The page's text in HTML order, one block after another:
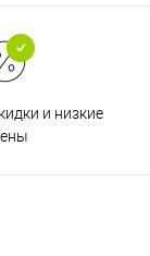
и низкие